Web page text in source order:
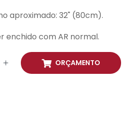
aproximado: 32" (80cm).
enchido com AR normal.
ORÇAMENTO